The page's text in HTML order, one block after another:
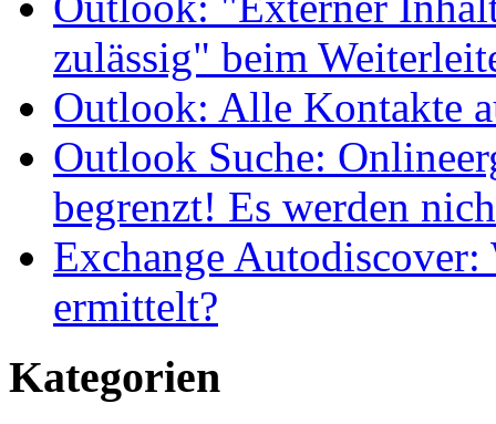
zulässig" beim
Outlook: Alle Kontakte
Outlook Suche:
begrenzt! Es werden
Exchange
ermittelt?
Kategorien